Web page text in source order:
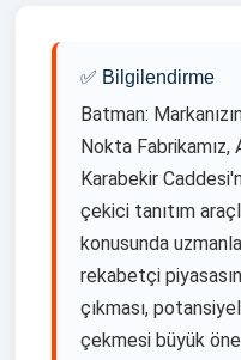
✅ Bilgilendirme
Batman:
Nokta Fabrikamız,
Karabekir
çekici tanıtım
konusunda
rekabetçi
çıkması,
çekmesi büyük